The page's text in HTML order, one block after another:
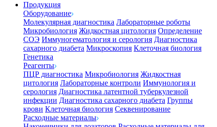
Продукция
Оборудование
Молекулярная диагностика Лабораторные роботы
Микробиология Жидкостная цитология Определение
СОЭ Иммуногематология и серология Диагностика
сахарного диабета Микроскопия Клеточная биология
Генетика
Реагенты
ПЦР диагностика Микробиология Жидкостная
цитология Лабораторные контроли Иммунология и
серология Диагностика латентной туберкулезной
инфекции Диагностика сахарного диабета Группы
крови Клеточная биология Секвенирование
Расходные материалы